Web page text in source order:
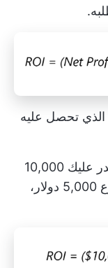
الذي تحصل عليه
على سبيل المثال، إذا كان مشروعك يدر عليك 10,000
دولار من الأرباح ويكلفك تنفيذ المشروع 5,000 دولار،